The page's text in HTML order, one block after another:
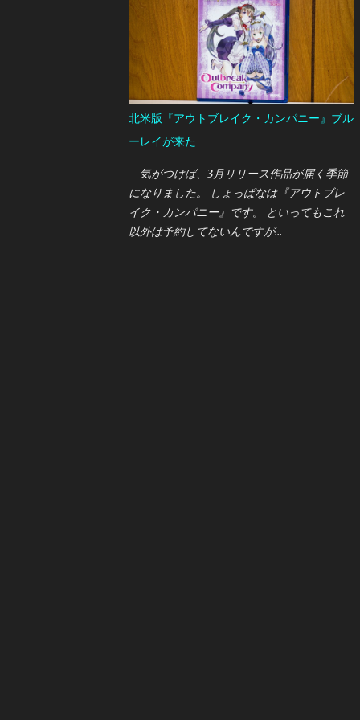
今までいただきもののUSB接続マイクを使っ
ていましたが、 アームで固定できるマイク
に変更したいと思っていたところ 今回はオ
ーストリア・AKGの新しいUSB接続マイクで
ある "LYRA"を買うことができたので、ここ
で紹介しておきたいと思います。
北米版『アウトブレイク・カンパニー』ブル
ーレイが来た
気がつけば、3月リリース作品が届く季節
になりました。 しょっぱなは『アウトブレ
イク・カンパニー』です。 といってもこれ
以外は予約してないんですが…